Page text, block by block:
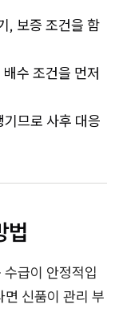
, 보증 조건을 함
수 조건을 먼저
므로 사후 대응
법
급이 안정적입
신품이 관리 부